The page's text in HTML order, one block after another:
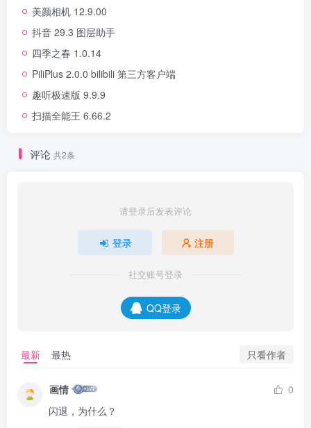
美颜相机 12.9.00
抖音 29.3 图层助手
四季之春 1.0.14
PiliPlus 2.0.0 bilibili 第三方客户端
趣听极速版 9.9.9
扫描全能王 6.66.2
评论 共2条
请登录后发表评论
登录 注册
社交账号登录
QQ登录
最新 最热 只看作者
画情
0
闪退，为什么？